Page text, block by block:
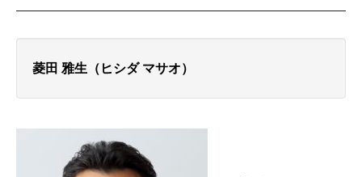
菱田 雅生（ヒシダ マサオ）